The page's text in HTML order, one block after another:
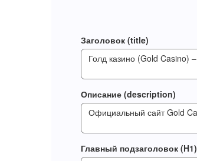
Заголовок (title)
Описание (description)
Главный подзаголовок (H1)